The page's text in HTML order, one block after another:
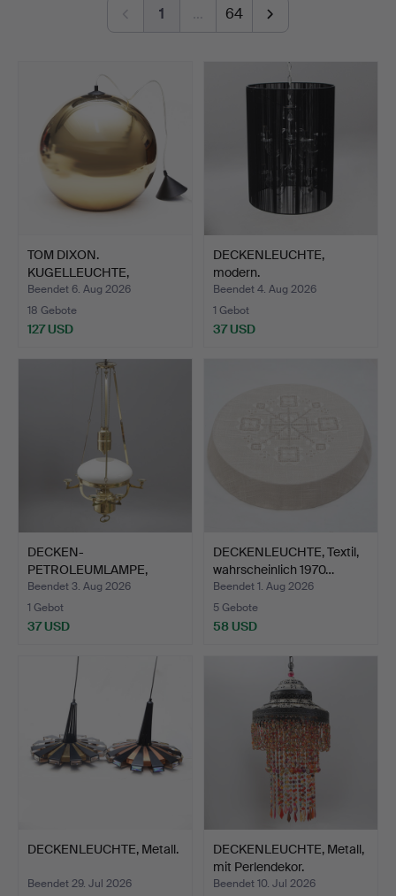
1 … 64
TOM DIXON.
KUGELLEUCHTE,
Kunststoff.
Beendet 6. Aug 2026
18 Gebote
127 USD
DECKENLEUCHTE,
modern.
Beendet 4. Aug 2026
1 Gebot
37 USD
DECKEN-
PETROLEUMLAMPE,
Glas/Metall, Jugend…
Beendet 3. Aug 2026
1 Gebot
37 USD
DECKENLEUCHTE, Textil,
wahrscheinlich 1970…
Beendet 1. Aug 2026
5 Gebote
58 USD
DECKENLEUCHTE, Metall.
Beendet 29. Jul 2026
DECKENLEUCHTE, Metall,
mit Perlendekor.
Beendet 10. Jul 2026